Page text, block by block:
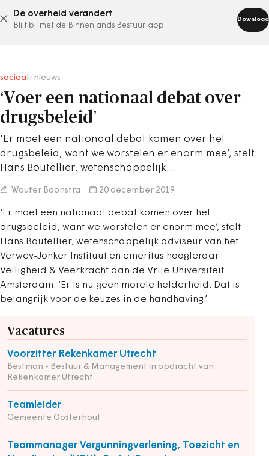
De overheid verandert
Blijf bij met de Binnenlands Bestuur app
Download
abonneer nu
sociaal nieuws
‘Voer een nationaal debat over
drugsbeleid’
‘Er moet een nationaal debat komen over het
drugsbeleid, want we worstelen er enorm mee’, stelt
Hans Boutellier, wetenschappelijk…
Wouter Boonstra 20 december 2019
‘Er moet een nationaal debat komen over het
drugsbeleid, want we worstelen er enorm mee’, stelt
Hans Boutellier, wetenschappelijk adviseur van het
Verwey-Jonker Instituut en emeritus hoogleraar
Veiligheid & Veerkracht aan de Vrije Universiteit
Amsterdam. ‘Er is nu geen morele helderheid. Dat is
belangrijk voor de keuzes in de handhaving.’
Vacatures
Voorzitter Rekenkamer Utrecht
Bestman - Bestuur & Management in opdracht van
Rekenkamer Utrecht
Teamleider
Gemeente Oosterhout
Teammanager Vergunningverlening, Toezicht en